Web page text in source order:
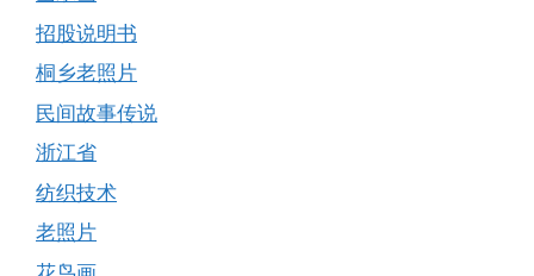
招股说明书
桐乡老照片
民间故事传说
浙江省
纺织技术
老照片